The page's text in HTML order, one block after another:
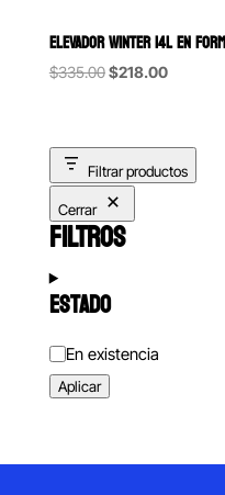
ELEVADOR WINTER 14L EN
$335.00Original
$335.00.
$218.00Current
$218.00.
Filtrar productos
Cerrar
FILTROS
ESTADO
Estado
En existencia
Aplicar